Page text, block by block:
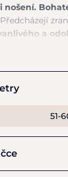
nošení.
a
logo
51-